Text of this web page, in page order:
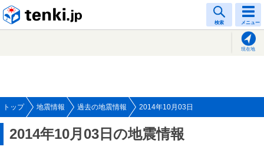
検索 メニュー
現在地
トップ 地震情報 過去の地震情報 2014年10月03日
2014年10月03日の地震情報